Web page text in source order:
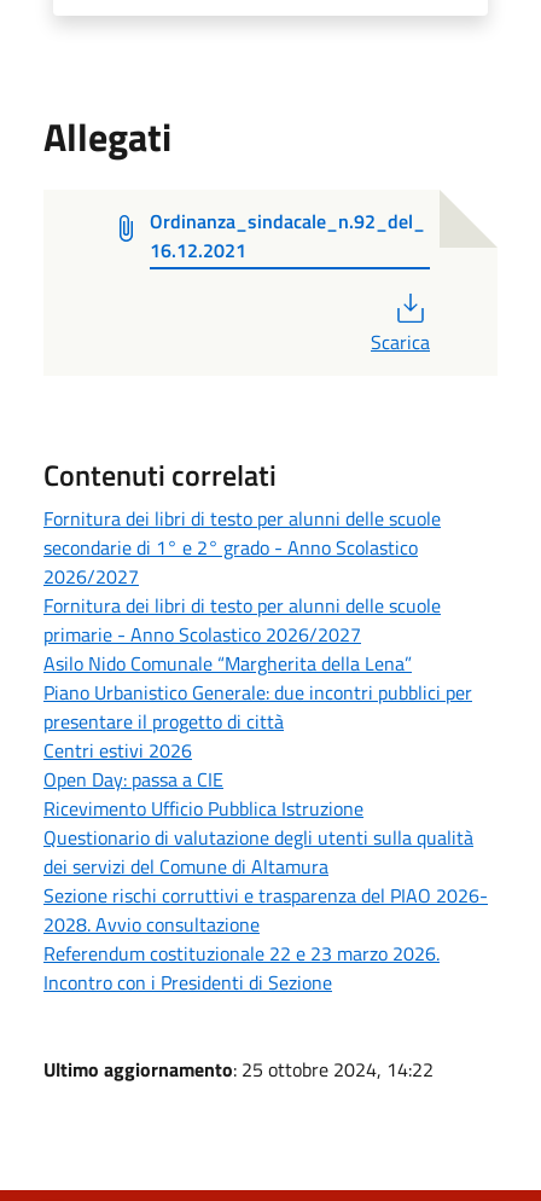
Allegati
Ordinanza_sindacale_n.92_del_
16.12.2021
Scarica
Contenuti correlati
Fornitura dei libri di testo per alunni delle scuole
secondarie di 1° e 2° grado - Anno Scolastico
2026/2027
Fornitura dei libri di testo per alunni delle scuole
primarie - Anno Scolastico 2026/2027
Asilo Nido Comunale “Margherita della Lena”
Piano Urbanistico Generale: due incontri pubblici per
presentare il progetto di città
Centri estivi 2026
Open Day: passa a CIE
Ricevimento Ufficio Pubblica Istruzione
Questionario di valutazione degli utenti sulla qualità
dei servizi del Comune di Altamura
Sezione rischi corruttivi e trasparenza del PIAO 2026-
2028. Avvio consultazione
Referendum costituzionale 22 e 23 marzo 2026.
Incontro con i Presidenti di Sezione
Ultimo aggiornamento: 25 ottobre 2024, 14:22